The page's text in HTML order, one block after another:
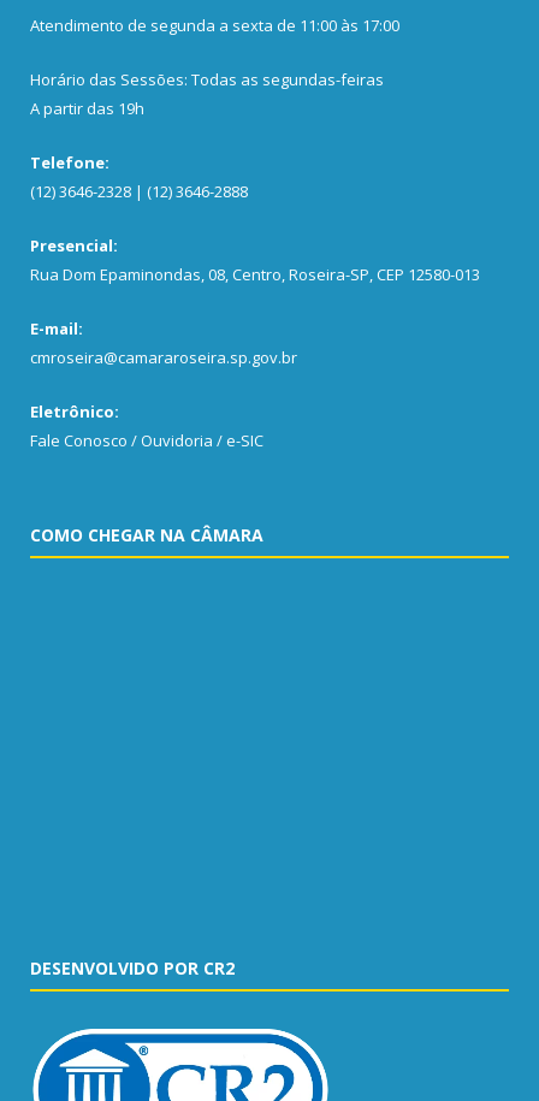
Atendimento de segunda a sexta de 11:00 às 17:00
Horário das Sessões: Todas as segundas-feiras
A partir das 19h
Telefone:
(12) 3646-2328 | (12) 3646-2888
Presencial:
Rua Dom Epaminondas, 08, Centro, Roseira-SP, CEP 12580-013
E-mail:
cmroseira@camararoseira.sp.gov.br
Eletrônico:
Fale Conosco / Ouvidoria / e-SIC
COMO CHEGAR NA CÂMARA
DESENVOLVIDO POR CR2